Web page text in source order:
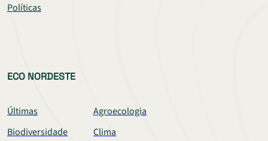
Políticas
ECO NORDESTE
Últimas
Agroecologia
Biodiversidade
Clima